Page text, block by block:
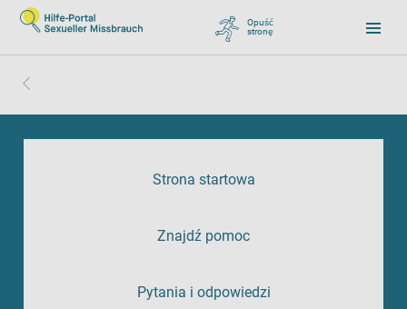
Opuść
stronę
Strona startowa
Znajdź pomoc
Pytania i odpowiedzi